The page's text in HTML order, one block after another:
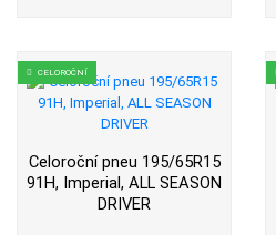
CELOROČNÍ
Celoroční pneu 195/65R15
91H, Imperial, ALL SEASON
DRIVER